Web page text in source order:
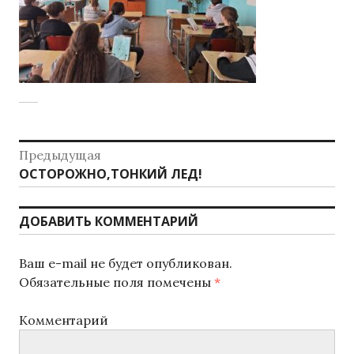
Н
а
в
и
г
а
ц
Предыдущая
П
р
е
д
д
у
а
ОСТОРОЖНО,ТОНКИЙ ЛЕД!
ДОБАВИТЬ КОММЕНТАРИЙ
Ваш e-mail не будет опубликован.
Обязательные поля помечены *
Комментарий